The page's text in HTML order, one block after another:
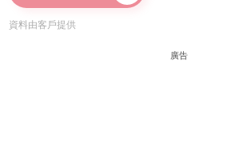
資料由客戶提供
廣告